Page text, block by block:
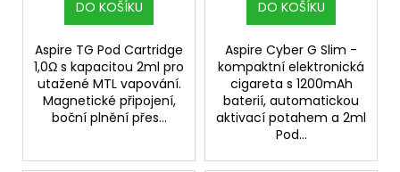
DO KOŠÍKU
Aspire TG Pod Cartridge
1,0Ω s kapacitou 2ml pro
utažené MTL vapování.
Magnetické připojení,
boční plnění přes...
DO KOŠÍKU
Aspire Cyber G Slim -
kompaktní elektronická
cigareta s 1200mAh
baterií, automatickou
aktivací potahem a 2ml
Pod...